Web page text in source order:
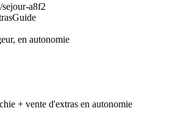
sejour-a8f2
Guide
en autonomie
+ vente d'extras en autonomie